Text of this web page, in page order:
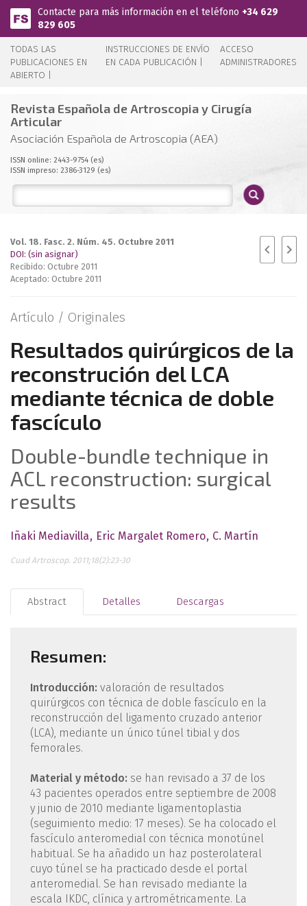
Pasar al contenido principal
Contacte para más información en el teléfono +34 629
829 605
TODAS LAS
PUBLICACIONES EN
ABIERTO |
INSTRUCCIONES DE ENVÍO
EN CADA PUBLICACIÓN |
ACCESO
ADMINISTRADORES
Revista Española de Artroscopia y Cirugía
Articular
Asociación Española de Artroscopia (AEA)
ISSN online: 2443-9754 (es)
ISSN impreso: 2386-3129 (es)
Vol. 18. Fasc. 2. Núm. 45. Octubre 2011
DOI: (sin asignar)
Recibido: Octubre 2011
Aceptado: Octubre 2011
Artículo / Originales
Resultados quirúrgicos de la
reconstrución del LCA
mediante técnica de doble
fascículo
Double-bundle technique in
ACL reconstruction: surgical
results
Iñaki Mediavilla Eric Margalet Romero C. Martín
Cuad Artroscop. 2011;18(2):23-30
Abstract Detalles Descargas
Resumen:
Introducción: valoración de resultados
quirúrgicos con técnica de doble fascículo en la
reconstrucción del ligamento cruzado anterior
(LCA), mediante un único túnel tibial y dos
femorales.
Material y método: se han revisado a 37 de los
43 pacientes operados entre septiembre de 2008
y junio de 2010 mediante ligamentoplastia
(seguimiento medio: 17 meses). Se ha colocado el
fascículo anteromedial con técnica monotúnel
habitual. Se ha añadido un haz posterolateral
cuyo túnel se ha practicado desde el portal
anteromedial. Se han revisado mediante la
escala IKDC, clínica y artrométricamente. La